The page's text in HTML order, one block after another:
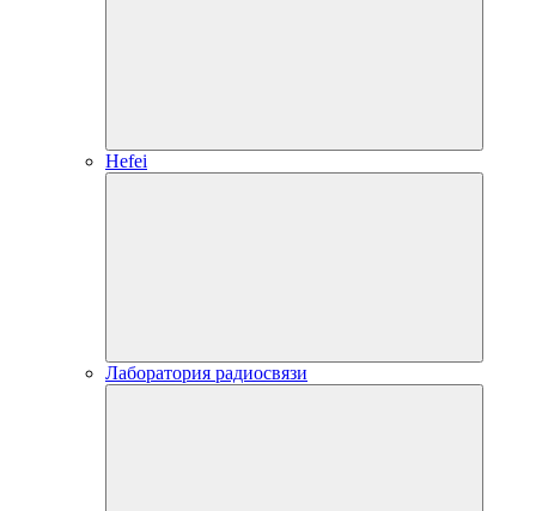
Hefei
Лаборатория радиосвязи